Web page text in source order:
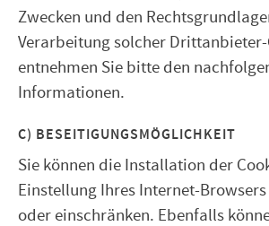
Zwecken und den
Verarbeitung solcher Drittanbieter-
entnehmen Sie bitte den
Informationen.
C) BESEITIGUNGSMÖGLICHKEIT
Sie können die Installation der
Einstellung Ihres Internet-
oder einschränken. Ebenfalls